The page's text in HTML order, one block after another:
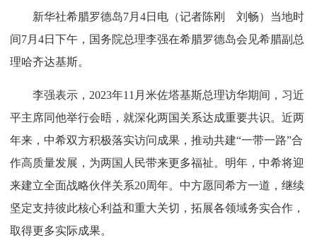
新华社希腊罗德岛7月4日电（记者陈刚 刘畅）当地时
间7月4日下午，国务院总理李强在希腊罗德岛会见希腊副总
理哈齐达基斯。
李强表示，2023年11月米佐塔基斯总理访华期间，习近
平主席同他举行会晤，就深化两国关系达成重要共识。近两
年来，中希双方积极落实访问成果，推动共建“一带一路”合
作高质量发展，为两国人民带来更多福祉。明年，中希将迎
来建立全面战略伙伴关系20周年。中方愿同希方一道，继续
坚定支持彼此核心利益和重大关切，拓展各领域务实合作，
取得更多实际成果。